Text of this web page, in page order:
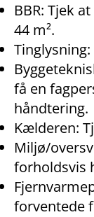
BBR: Tjek
44 m².
få en
håndtering.
Kælderen:
Miljø/
forholdsvis
forventede